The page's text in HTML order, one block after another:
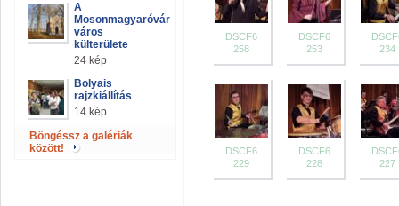
A
Mosonmagyaróvár
város
külterülete
24 kép
Bolyais
rajzkiállítás
14 kép
Böngéssz a galériák
között!
DSCF6
258
DSCF6
253
234
DSCF6
229
DSCF6
228
227